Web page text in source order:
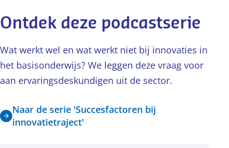
Ontdek deze podcastserie
Wat werkt wel en wat werkt niet bij innovaties in
het basisonderwijs? We leggen deze vraag voor
aan ervaringsdeskundigen uit de sector.
Naar de serie 'Succesfactoren bij
innovatietraject'